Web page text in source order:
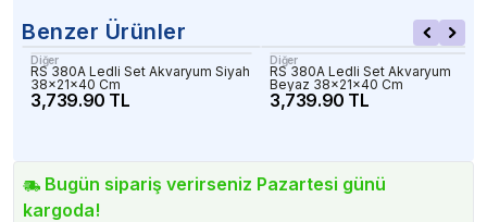
Benzer Ürünler
Diğer
RS 380A Ledli Set Akvaryum Siyah
38x21x40 Cm
3,739.90 TL
Diğer
RS 380A Ledli Set Akvaryum
Beyaz 38x21x40 Cm
3,739.90 TL
Bugün sipariş verirseniz Pazartesi günü
kargoda!